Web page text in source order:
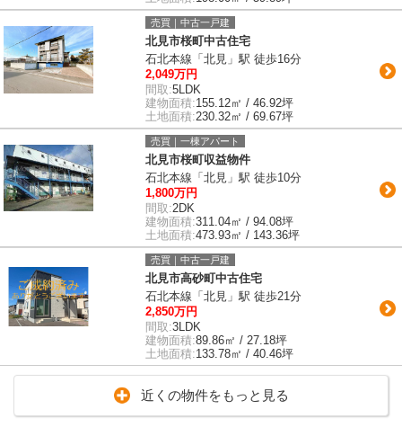
売買｜中古一戸建
北見市桜町中古住宅
石北本線「北見」駅 徒歩16分
2,049万円
間取:5LDK
建物面積:155.12㎡ / 46.92坪
土地面積:230.32㎡ / 69.67坪
売買｜一棟アパート
北見市桜町収益物件
石北本線「北見」駅 徒歩10分
1,800万円
間取:2DK
建物面積:311.04㎡ / 94.08坪
土地面積:473.93㎡ / 143.36坪
売買｜中古一戸建
北見市高砂町中古住宅
石北本線「北見」駅 徒歩21分
2,850万円
間取:3LDK
建物面積:89.86㎡ / 27.18坪
土地面積:133.78㎡ / 40.46坪
近くの物件をもっと見る